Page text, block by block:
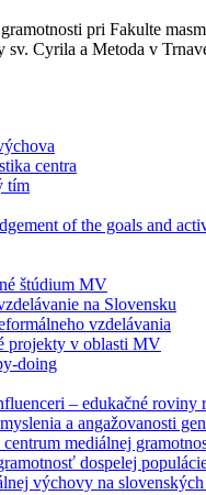
pri Fakulte
sv. Cyrila a Metoda v
centra
tím
of the goals and
štúdium MV
na Slovensku
vzdelávania
projekty v oblasti MV
doing
– edukačné roviny
a angažovanosti
centrum mediálnej
dospelej
výchovy na